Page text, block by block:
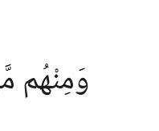
وَمِنْهُم